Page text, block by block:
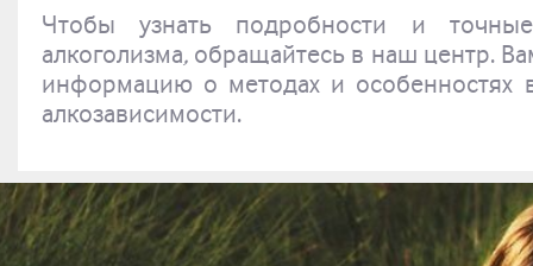
Чтобы узнать подробности и
алкоголизма,обращайтесь в наш центр.
информацию о методах и особенностях
алкозависимости.